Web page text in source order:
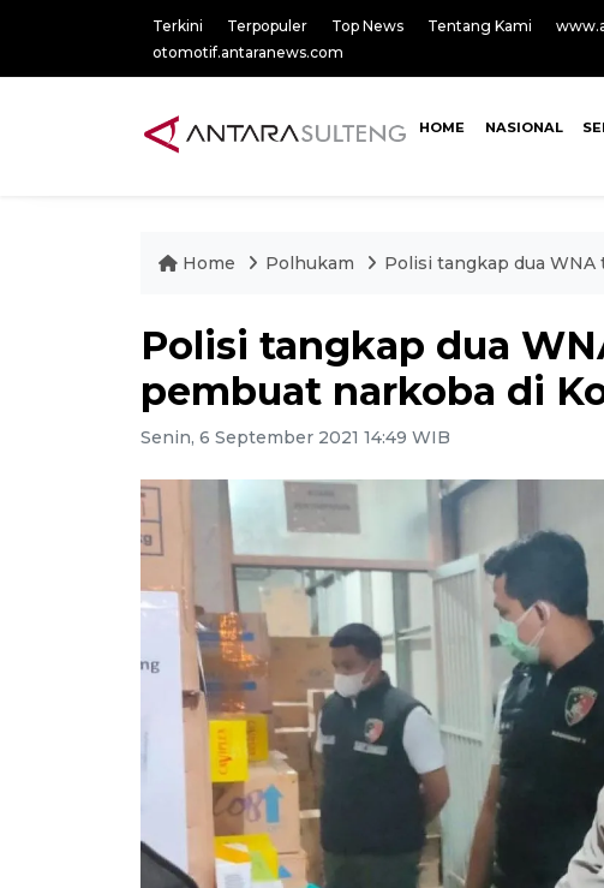
Terkini Terpopuler Top News Tentang Kami
otomotif.antaranews.com
HOME NASIONAL
Home Polhukam Polisi tangkap dua
Polisi tangkap dua
pembuat narkoba di
Senin, 6 September 2021 14:49 WIB